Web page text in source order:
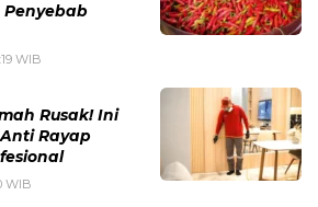
WIB
Rusak! Ini
Rayap
WIB